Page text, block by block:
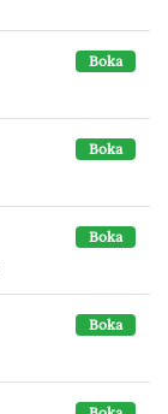
Boka
Boka
Boka
Boka